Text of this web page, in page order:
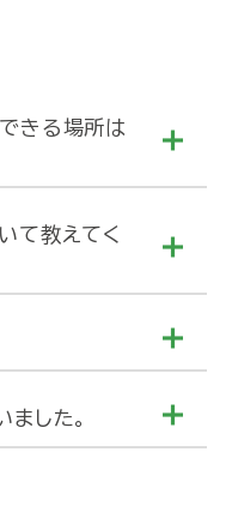
きる場所は
て教えてく
した。